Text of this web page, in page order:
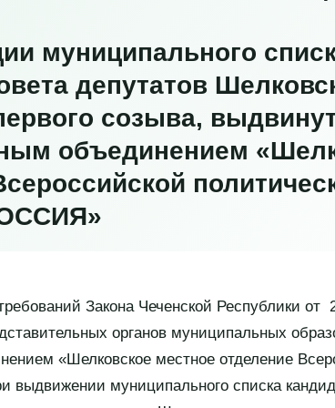
муниципального
депутатов
созыва,
объединением
Закона Чеченской Республики
органов муниципальных
«Шелковское местное отделение
муниципального списка